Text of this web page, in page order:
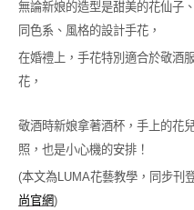
無論新娘的造型是甜美的花仙子
同色系、風格的設計手花，
在婚禮上，手花特別適合於敬酒
花，
敬酒時新娘拿著酒杯，手上的花
照，也是小心機的安排！
(本文為LUMA花藝教學，同步刊
尚官網)